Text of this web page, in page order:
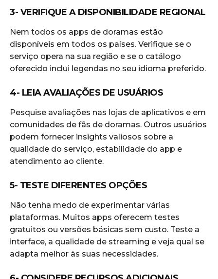
3- VERIFIQUE A DISPONIBILIDADE REGIONAL
Nem todos os apps de doramas estão
disponíveis em todos os países. Verifique se o
serviço opera na sua região e se o catálogo
oferecido inclui legendas no seu idioma preferido.
4- LEIA AVALIAÇÕES DE USUÁRIOS
Pesquise avaliações nas lojas de aplicativos e em
comunidades de fãs de doramas. Outros usuários
podem fornecer insights valiosos sobre a
qualidade do serviço, estabilidade do app e
atendimento ao cliente.
5- TESTE DIFERENTES OPÇÕES
Não tenha medo de experimentar várias
plataformas. Muitos apps oferecem testes
gratuitos ou versões básicas sem custo. Teste a
interface, a qualidade de streaming e veja qual se
adapta melhor às suas necessidades.